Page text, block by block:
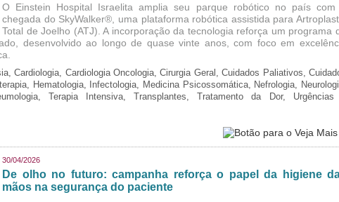
O Einstein Hospital Israelita amplia seu parque robótico no país com
chegada do SkyWalker®, uma plataforma robótica assistida para
Total de Joelho (ATJ). A incorporação da tecnologia reforça um programa
desenvolvido ao longo de quase vinte anos, com foco em
Cardiologia, Cardiologia Oncologia, Cirurgia Geral, Cuidados Paliativos,
Hematologia, Infectologia, Medicina Psicossomática, Nefrologia,
Terapia Intensiva, Transplantes, Tratamento da Dor,
30/04/2026
De olho no futuro: campanha reforça o papel da higiene
mãos na segurança do paciente